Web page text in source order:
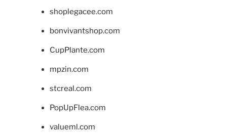
shoplegacee.com
bonvivantshop.com
CupPlante.com
mpzin.com
stcreal.com
PopUpFlea.com
valueml.com